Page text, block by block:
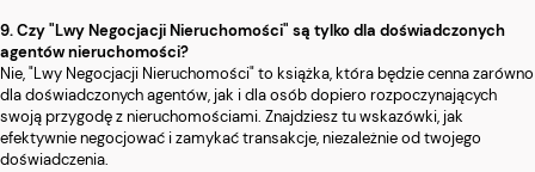
9. Czy "Lwy Negocjacji Nieruchomości" są tylko dla doświadczonych
agentów nieruchomości?
Nie, "Lwy Negocjacji Nieruchomości" to książka, która będzie cenna zarówno
dla doświadczonych agentów, jak i dla osób dopiero rozpoczynających
swoją przygodę z nieruchomościami. Znajdziesz tu wskazówki, jak
efektywnie negocjować i zamykać transakcje, niezależnie od twojego
doświadczenia.